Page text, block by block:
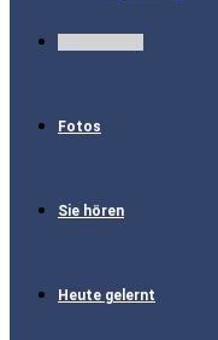
Fotos
Sie hören
Heute gelernt